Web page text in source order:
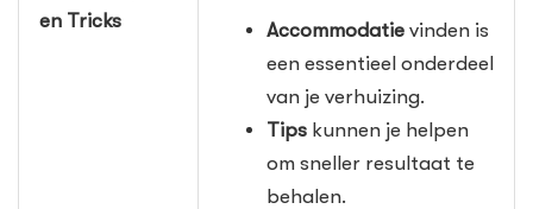
en Tricks
Accommodatie vinden is
een essentieel onderdeel
van je verhuizing.
Tips kunnen je helpen
om sneller resultaat te
behalen.